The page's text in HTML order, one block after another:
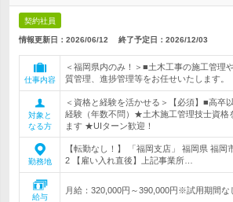
契約社員
情報更新日：2026/06/12 終了予定日： 2026/12/03
仕事内容
＜福岡県内のみ！＞■土木工事の施工管理
質管理、進捗管理等をお任せいたします。
対象と
なる方
＜資格と経験を活かせる＞【必須】■高卒
経験（年数不問）★土木施工管理技士資格
ます ★UIターン歓迎！
勤務地
【転勤なし！】 「福岡支店」 福岡県 福岡
2 【雇い入れ直後】上記事業所…
給与
月給：320,000円～390,000円※試用期間な